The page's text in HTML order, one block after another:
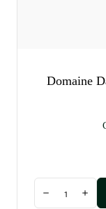
Domaine
Quantité
Diminuer la